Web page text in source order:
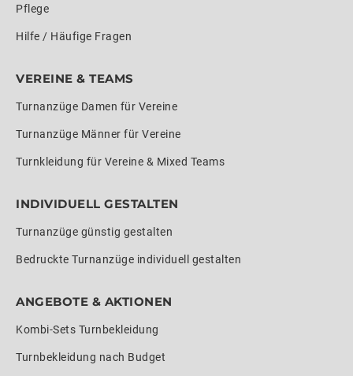
Pflege
Hilfe / Häufige Fragen
VEREINE & TEAMS
Turnanzüge Damen für Vereine
Turnanzüge Männer für Vereine
Turnkleidung für Vereine & Mixed Teams
INDIVIDUELL GESTALTEN
Turnanzüge günstig gestalten
Bedruckte Turnanzüge individuell gestalten
ANGEBOTE & AKTIONEN
Kombi-Sets Turnbekleidung
Turnbekleidung nach Budget